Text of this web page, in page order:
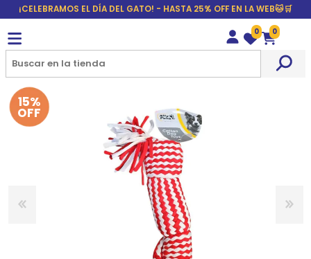
¡CELEBRAMOS EL DÍA DEL GATO! - HASTA 25% OFF EN LA WEB🐱🛒
Wishlist
0
Carrito
0
15%
OFF